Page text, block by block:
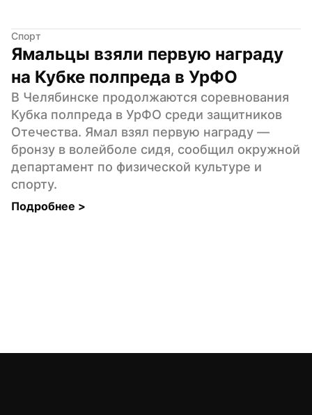
Спорт
Ямальцы взяли первую награду
на Кубке полпреда в УрФО
В Челябинске продолжаются соревнования
Кубка полпреда в УрФО среди защитников
Отечества. Ямал взял первую награду —
бронзу в волейболе сидя, сообщил окружной
департамент по физической культуре и
спорту.
Подробнее >